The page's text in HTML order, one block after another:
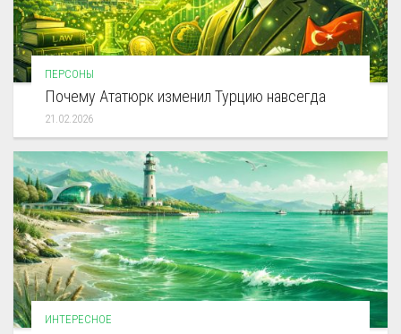
ПЕРСОНЫ
Почему Ататюрк изменил Турцию навсегда
21.02.2026
ИНТЕРЕСНОЕ